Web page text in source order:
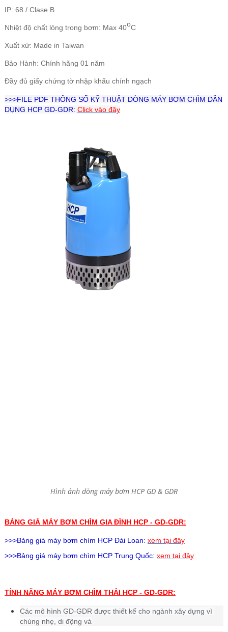
IP: 68 / Clase B
Nhiệt độ chất lỏng trong bơm: Max 40oC
Xuất xứ: Made in Taiwan
Bảo Hành: Chính hãng 01 năm
Đầy đủ giấy chứng tờ nhập khẩu chính ngạch
>>>FILE PDF THÔNG SỐ KỸ THUẬT DÒNG MÁY BƠM CHÌM DÂN
DỤNG HCP GD-GDR: Click vào đây
Hình ảnh dòng máy bơm HCP GD & GDR
BẢNG GIÁ MÁY BƠM CHÌM GIA ĐÌNH HCP - GD-GDR:
>>>Bảng giá máy bơm chìm HCPĐài Loan: xem tại đây
>>>Bảng giá máy bơm chìm HCPTrung Quốc: xem tại đây
TÍNH NĂNG MÁY BƠM CHÌM THẢI HCP - GD-GDR:
Các mô hình GD-GDR được thiết kế cho ngành xây dựng vì
chúng nhẹ, di động và